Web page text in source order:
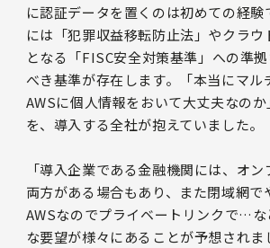
に認証データを置くのは初めての経験
には「犯罪収益移転防止法」やクラ
となる「FISC安全対策基準」への準
べき基準が存在します。「本当にマル
AWSに個人情報をおいて大丈夫なの
を、導入する全社が抱えていました。
「導入企業である金融機関には、オ
両方がある場合もあり、また閉域網で
AWSなのでプライベートリンクで…な
な要望が様々にあることが予想されま